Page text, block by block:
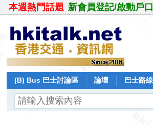
本週熱門話題 新會員登記/啟動戶
(B) Bus 巴士討論區 論壇 巴士路